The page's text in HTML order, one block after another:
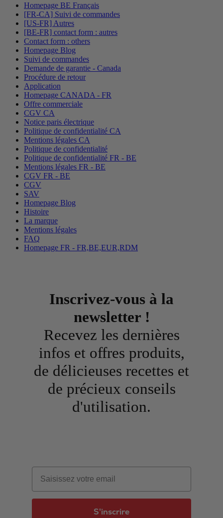
Homepage BE Français
[FR-CA] Suivi de commandes
[US-FR] Autres
[BE-FR] contact form : autres
Contact form : others
Homepage Blog
Suivi de commandes
Demande de garantie - Canada
Procédure de retour
Application
Homepage CANADA - FR
Offre commerciale
CGV CA
Notice paris électrique
Politique de confidentialité CA
Mentions légales CA
Politique de confidentialité
Politique de confidentialité FR - BE
Mentions légales FR - BE
CGV FR - BE
CGV
SAV
Homepage Blog
Histoire
La marque
Mentions légales
FAQ
Homepage FR - FR,BE,EUR,RDM
Inscrivez-vous à la
newsletter !
Recevez les dernières
infos et offres produits,
de délicieuses recettes et
de précieux conseils
d'utilisation.
Email
S'inscrire